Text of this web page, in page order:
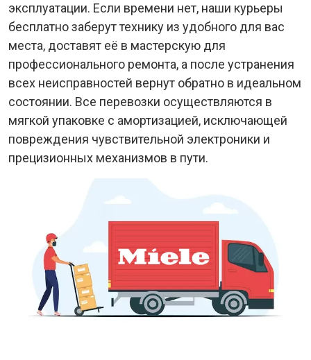
эксплуатации. Если времени нет, наши курьеры
бесплатно заберут технику из удобного для вас
места, доставят её в мастерскую для
профессионального ремонта, а после устранения
всех неисправностей вернут обратно в идеальном
состоянии. Все перевозки осуществляются в
мягкой упаковке с амортизацией, исключающей
повреждения чувствительной электроники и
прецизионных механизмов в пути.